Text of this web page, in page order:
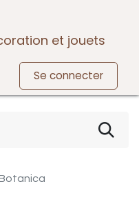
et jouets
Se connecter